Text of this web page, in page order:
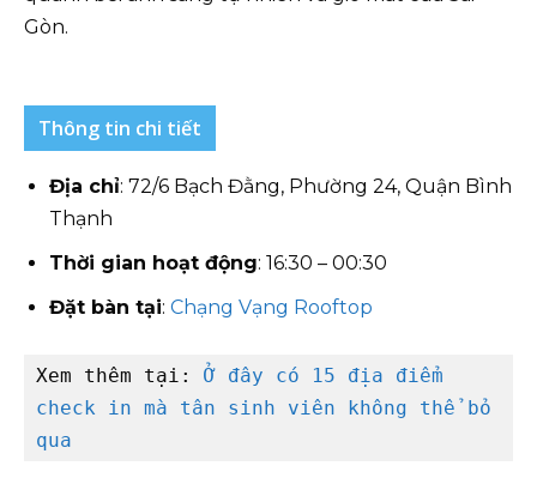
Gòn.
Thông tin chi tiết
Địa chỉ: 72/6 Bạch Đằng, Phường 24, Quận Bình
Thạnh
Thời gian hoạt động: 16:30 – 00:30
Đặt bàn tại: Chạng Vạng Rooftop
Xem thêm tại: Ở đây có 15 địa điểm
check in mà tân sinh viên không thể bỏ
qua